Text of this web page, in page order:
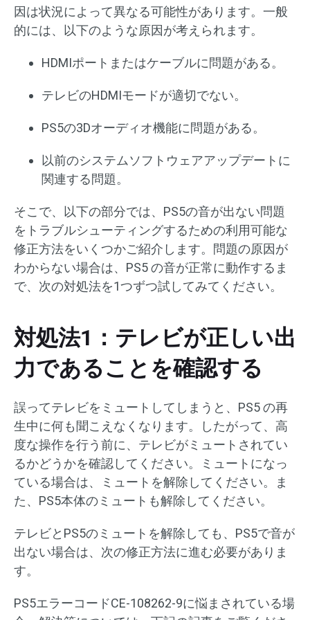
因は状況によって異なる可能性があります。一般
的には、以下のような原因が考えられます。
HDMIポートまたはケーブルに問題がある。
テレビのHDMIモードが適切でない。
PS5の3Dオーディオ機能に問題がある。
以前のシステムソフトウェアアップデートに
関連する問題。
そこで、以下の部分では、PS5の音が出ない問題
をトラブルシューティングするための利用可能な
修正方法をいくつかご紹介します。問題の原因が
わからない場合は、PS5 の音が正常に動作するま
で、次の対処法を1つずつ試してみてください。
対処法1：テレビが正しい出
力であることを確認する
誤ってテレビをミュートしてしまうと、PS5 の再
生中に何も聞こえなくなります。したがって、高
度な操作を行う前に、テレビがミュートされてい
るかどうかを確認してください。ミュートになっ
ている場合は、ミュートを解除してください。ま
た、PS5本体のミュートも解除してください。
テレビとPS5のミュートを解除しても、PS5で音が
出ない場合は、次の修正方法に進む必要がありま
す。
PS5エラーコードCE-108262-9に悩まされている場